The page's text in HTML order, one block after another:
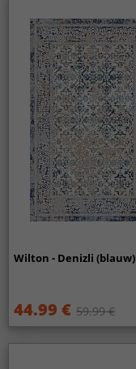
Wilton - Denizli (blauw)
44.99 € 59.99 €